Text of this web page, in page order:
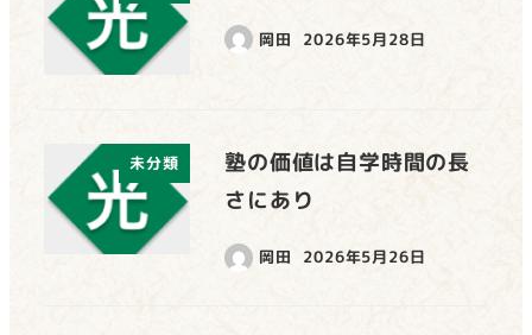
岡田 2026年5月28日
未分類
塾の価値は自学時間の長
さにあり
岡田 2026年5月26日